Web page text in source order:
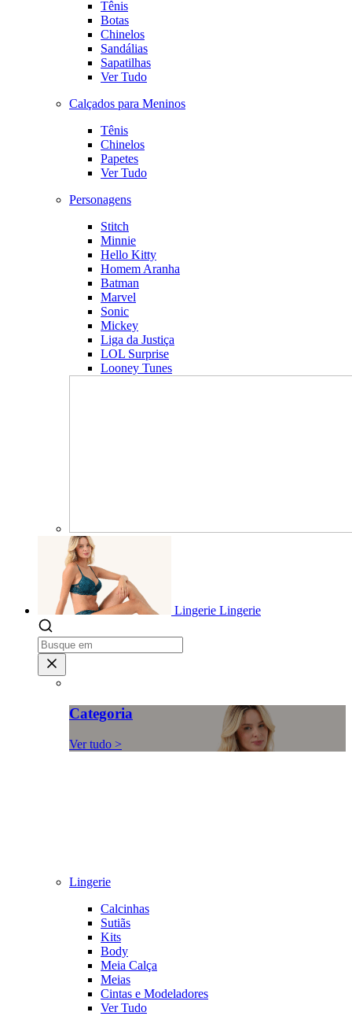
Tênis
Botas
Chinelos
Sandálias
Sapatilhas
Ver Tudo
Calçados para Meninos
Tênis
Chinelos
Papetes
Ver Tudo
Personagens
Stitch
Minnie
Hello Kitty
Homem Aranha
Batman
Marvel
Sonic
Mickey
Liga da Justiça
LOL Surprise
Looney Tunes
Lingerie Lingerie
Categoria
Ver tudo >
Lingerie
Calcinhas
Sutiãs
Kits
Body
Meia Calça
Meias
Cintas e Modeladores
Ver Tudo